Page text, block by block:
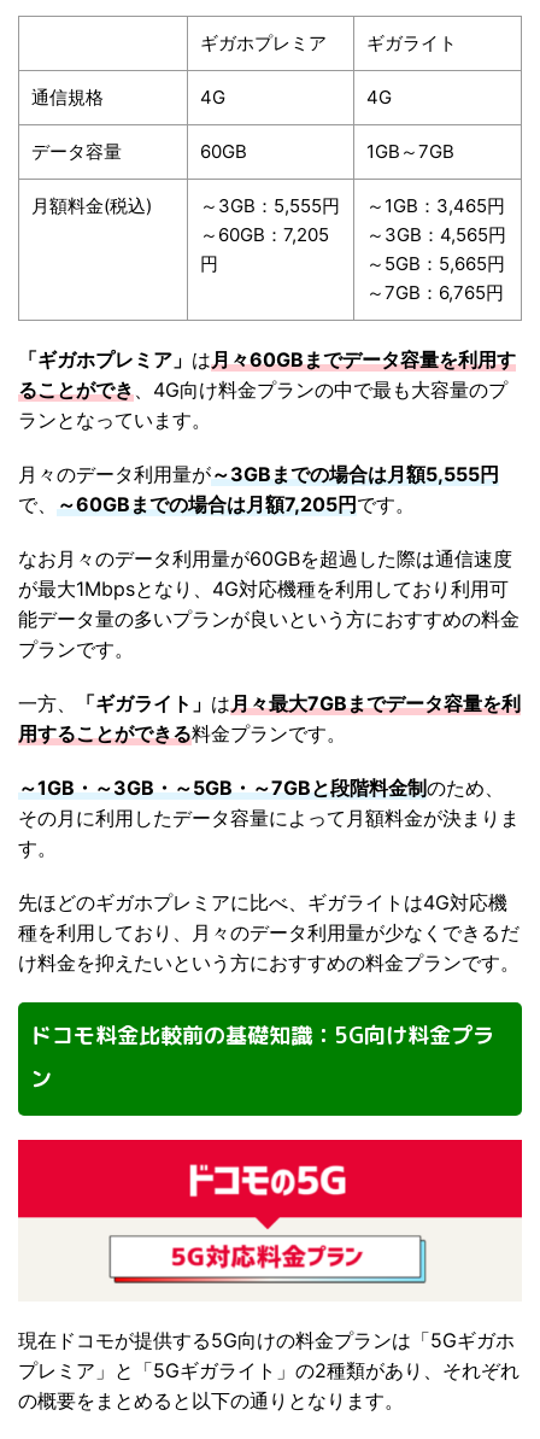
ギガホプレミア ギガライト
通信規格 4G 4G
データ容量 60GB 1GB～7GB
月額料金(税込)
～3GB：5,555円
～60GB：7,205
円
～1GB：3,465円
～3GB：4,565円
～5GB：5,665円
～7GB：6,765円
「ギガホプレミア」 は月々60GBまでデータ容量を利用す
ることができ 、4G向け料金プランの中で最も大容量のプ
ランとなっています。
月々のデータ利用量が～3GBまでの場合は月額5,555円
で、 ～60GBまでの場合は月額7,205円です。
なお月々のデータ利用量が60GBを超過した際は通信速度
が最大1Mbpsとなり、4G対応機種を利用しており利用可
能データ量の多いプランが良いという方におすすめの料金
プランです。
一方、 「ギガライト」 は月々最大7GBまでデータ容量を利
用することができる料金プランです。
～1GB・～3GB・～5GB・～7GBと段階料金制のため、
その月に利用したデータ容量によって月額料金が決まりま
す。
先ほどのギガホプレミアに比べ、ギガライトは4G対応機
種を利用しており、月々のデータ利用量が少なくできるだ
け料金を抑えたいという方におすすめの料金プランです。
ドコモ料金比較前の基礎知識：5G向け料金プラ
ン
現在ドコモが提供する5G向けの料金プランは「5Gギガホ
プレミア」と「5Gギガライト」の2種類があり、それぞれ
の概要をまとめると以下の通りとなります。